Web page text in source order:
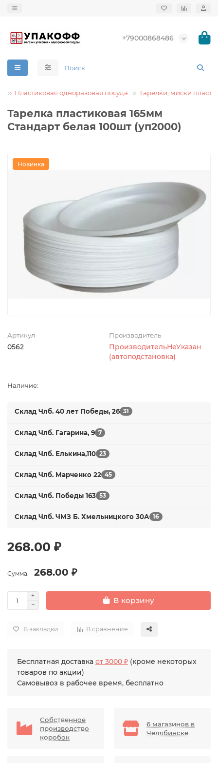
+79000868486
Пластиковая одноразовая посуда Тарелки, миски
Тарелка пластиковая 165мм
Стандарт белая 100шт (уп2000)
Новинка
Артикул
0562
Производитель
ПроизводительНеУказан
(автоподстановка)
Наличие:
Склад Члб. 40 лет Победы, 26 31
Склад Члб. Гагарина, 9 7
Склад Члб. Елькина,110 23
Склад Члб. Марченко 22 45
Склад Члб. Победы 163 53
Склад Члб. ЧМЗ Б. Хмельницкого 30А 16
268.00 ₽
Сумма: 268.00 ₽
В корзину
В закладки В сравнение
Бесплатная доставка от 3000 ₽ (кроме некоторых
товаров по акции)
Самовывоз в рабочее время, бесплатно
Собственное
производство
коробок
6 магазинов в
Челябинске